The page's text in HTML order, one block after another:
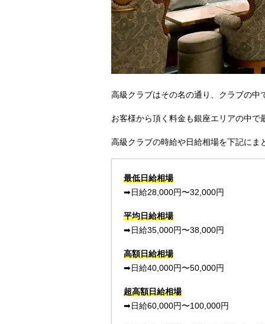
高級クラブはその名の通り、クラブの
お客様から頂く料金も銀座エリアの中で
高級クラブの時給や日給相場を下記にま
最低日給相場
➡︎日給28,000円〜32,000円
平均日給相場
➡︎日給35,000円〜38,000円
高額日給相場
➡︎日給40,000円〜50,000円
超高額日給相場
➡︎日給60,000円〜100,000円